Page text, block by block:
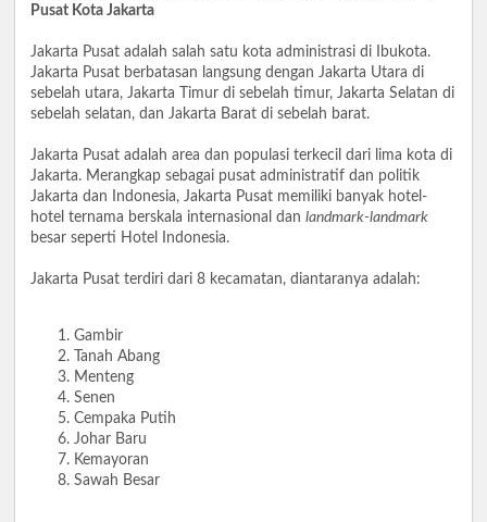
Pusat Kota Jakarta
Jakarta Pusat adalah salah satu kota administrasi di Ibukota.
Jakarta Pusat berbatasan langsung dengan Jakarta Utara di
sebelah utara, Jakarta Timur di sebelah timur, Jakarta Selatan di
sebelah selatan, dan Jakarta Barat di sebelah barat.
Jakarta Pusat adalah area dan populasi terkecil dari lima kota di
Jakarta. Merangkap sebagai pusat administratif dan politik
Jakarta dan Indonesia, Jakarta Pusat memiliki banyak hotel-
hotel ternama berskala internasional dan landmark-landmark
besar seperti Hotel Indonesia.
Jakarta Pusat terdiri dari 8 kecamatan, diantaranya adalah:
Gambir
Tanah Abang
Menteng
Senen
Cempaka Putih
Johar Baru
Kemayoran
Sawah Besar